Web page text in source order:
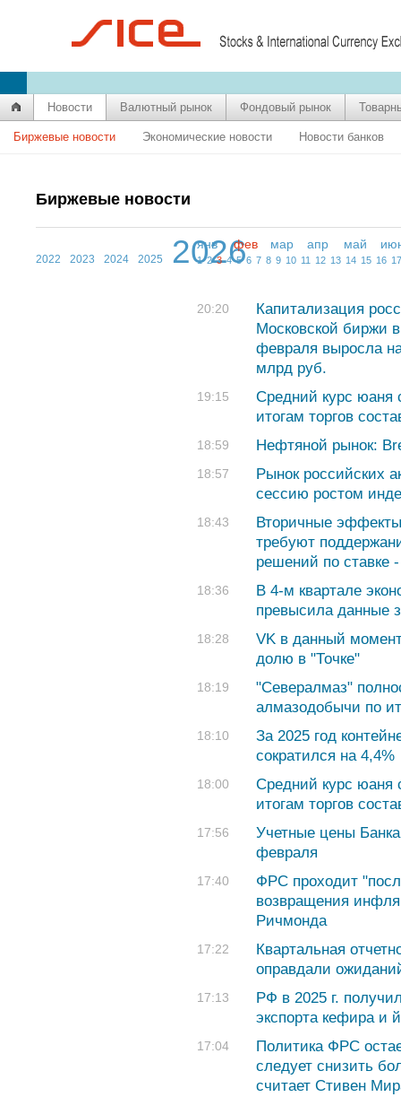
Новости Валютный рынок Фондовый рынок
Биржевые новости Экономические новости Новости банков
Биржевые новости
2022 2023 2024 2025 2026
янв фев мар апр май
1 2 3 4 5 6 7 8 9 10 11 12 13 14 15 16 17
20:20
Капитализация
Московской биржи
февраля выросла
млрд руб.
19:15
Средний курс юаня
итогам торгов
18:59 Нефтяной рынок:
18:57
Рынок российских
сессию ростом
18:43
Вторичные
требуют
решений по ставке
18:36
В 4-м квартале
превысила данные
18:28
VK в данный
долю в "Точке"
18:19
"Севералмаз"
алмазодобычи по
18:10
За 2025 год
сократился на 4,4%
18:00
Средний курс юаня
итогам торгов
17:56
Учетные цены
февраля
17:40
ФРС проходит
возвращения
Ричмонда
17:22
Квартальная
оправдали
17:13
РФ в 2025 г.
экспорта кефира и
17:04
Политика ФРС
следует снизить
считает Стивен